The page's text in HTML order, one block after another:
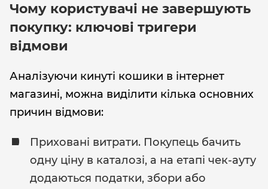
Чому користувачі не завершують
покупку: ключові тригери
відмови
Аналізуючи кинуті кошики в інтернет
магазині, можна виділити кілька основних
причин відмови:
Приховані витрати. Покупець бачить
одну ціну в каталозі, а на етапі чек-ауту
додаються податки, збори або